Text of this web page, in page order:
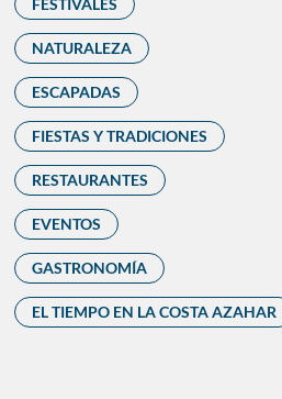
NATURALEZA
ESCAPADAS
FIESTAS Y TRADICIONES
RESTAURANTES
EVENTOS
GASTRONOMÍA
EL TIEMPO EN LA COSTA AZAHAR